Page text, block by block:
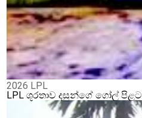
2026 LPL
LPL ශූරතාව දසුන්ගේ ගෝල් පිළට